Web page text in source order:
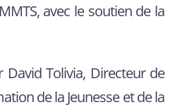
avec le soutien de la
David Tolivia, Directeur de
de la Jeunesse et de la